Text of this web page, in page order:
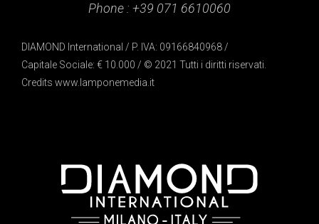
Phone : +39 071 6610060
DIAMOND International / P. IVA: 09166840968 /
Capitale Sociale: € 10.000 / © 2021 Tutti i diritti riservati.
Credits www.lamponemedia.it